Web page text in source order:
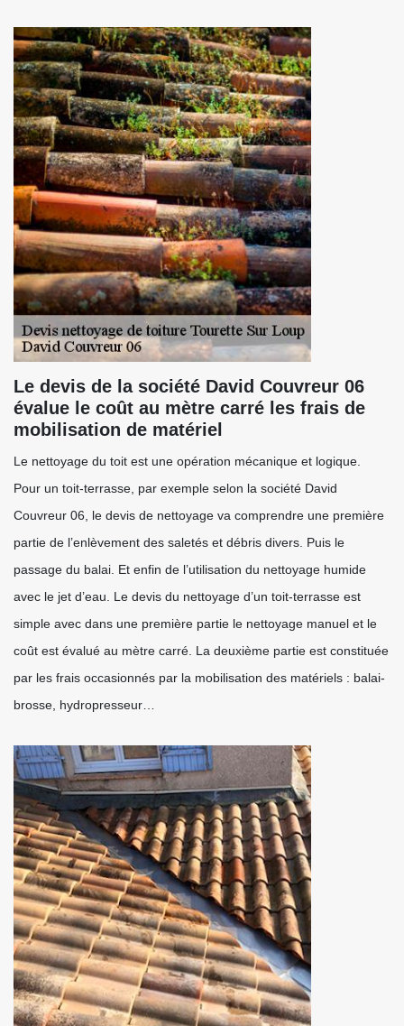
Le devis de la société David Couvreur 06
évalue le coût au mètre carré les frais de
mobilisation de matériel
Le nettoyage du toit est une opération mécanique et logique.
Pour un toit-terrasse, par exemple selon la société David
Couvreur 06, le devis de nettoyage va comprendre une première
partie de l’enlèvement des saletés et débris divers. Puis le
passage du balai. Et enfin de l’utilisation du nettoyage humide
avec le jet d’eau. Le devis du nettoyage d’un toit-terrasse est
simple avec dans une première partie le nettoyage manuel et le
coût est évalué au mètre carré. La deuxième partie est constituée
par les frais occasionnés par la mobilisation des matériels : balai-
brosse, hydropresseur…